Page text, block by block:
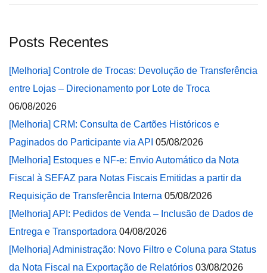
Posts Recentes
[Melhoria] Controle de Trocas: Devolução de Transferência
entre Lojas – Direcionamento por Lote de Troca
06/08/2026
[Melhoria] CRM: Consulta de Cartões Históricos e
Paginados do Participante via API 05/08/2026
[Melhoria] Estoques e NF-e: Envio Automático da Nota
Fiscal à SEFAZ para Notas Fiscais Emitidas a partir da
Requisição de Transferência Interna 05/08/2026
[Melhoria] API: Pedidos de Venda – Inclusão de Dados de
Entrega e Transportadora 04/08/2026
[Melhoria] Administração: Novo Filtro e Coluna para Status
da Nota Fiscal na Exportação de Relatórios 03/08/2026